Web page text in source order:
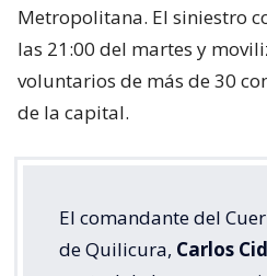
Metropolitana. El siniestro
las 21:00 del martes y
voluntarios de más de 30
de la capital.
El comandante del
de Quilicura, Carlos Cid